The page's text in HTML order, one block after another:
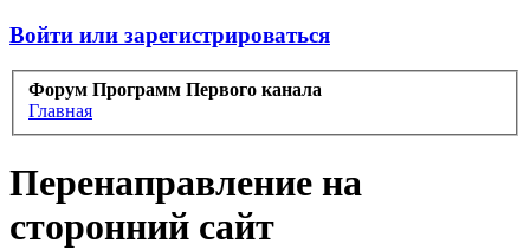
Войти или зарегистрироваться
Форум Программ Первого канала
Главная
Перенаправление на
сторонний сайт